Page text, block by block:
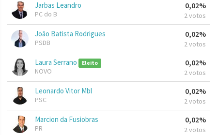
Jarbas Leandro
PC do B
0,02%
2 votos
João Batista Rodrigues
PSDB
0,02%
2 votos
Laura Serrano Eleito
NOVO
0,02%
2 votos
Leonardo Vitor Mbl
PSC
0,02%
2 votos
Marcion da Fusiobras
PR
0,02%
2 votos